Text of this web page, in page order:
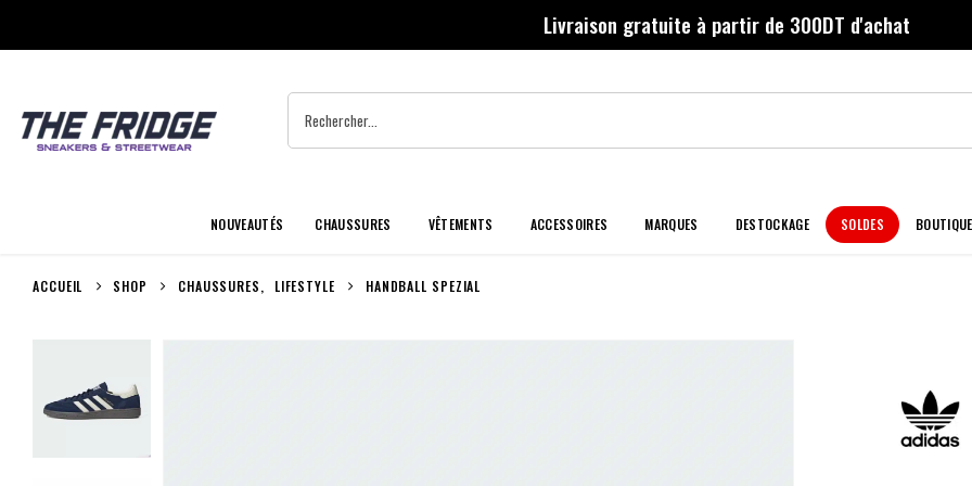
Livraison gratuite à partir de 300DT d'achat
NOUVEAUTÉS CHAUSSURES VÊTEMENTS ACCESSOIRES MARQUES DESTOCKAGE SOLDES
ACCUEIL SHOP CHAUSSURES, LIFESTYLE HANDBALL SPEZIAL